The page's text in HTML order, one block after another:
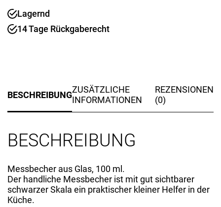
ml
Menge
Lagernd
14 Tage Rückgaberecht
BESCHREIBUNGZUSÄTZLICHE
INFORMATIONEN
REZENSIONEN
(0)
BESCHREIBUNG
Messbecher aus Glas, 100 ml.
Der handliche Messbecher ist mit gut sichtbarer
schwarzer Skala ein praktischer kleiner Helfer in der
Küche.